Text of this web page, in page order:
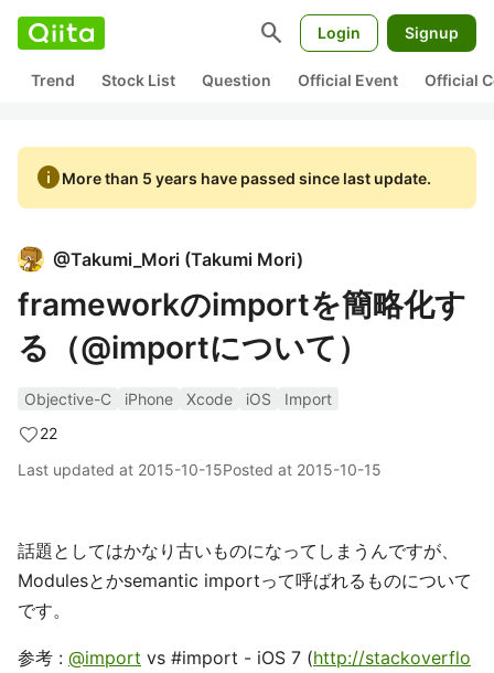
search Login Signup
Trend Stock List Question Official Event Official
infoMore than 5 years have passed since last update.
@Takumi_Mori (Takumi Mori)
frameworkのimportを簡略化す
る（@importについて）
Objective-C iPhone Xcode iOS
Import
22
Last updated at 2015-10-15Posted at 2015-10-15
話題としてはかなり古いものになってしまうんですが、
Modulesとかsemantic importって呼ばれるものについて
です。
参考 : @import vs #import - iOS 7 (http://stackoverflo